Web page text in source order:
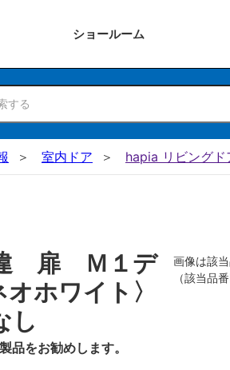
ショールーム
室内ドア hapia リビングド
扉 Ｍ１デ
ホワイト〉
し
をお勧めします。
画像は該
（該当品